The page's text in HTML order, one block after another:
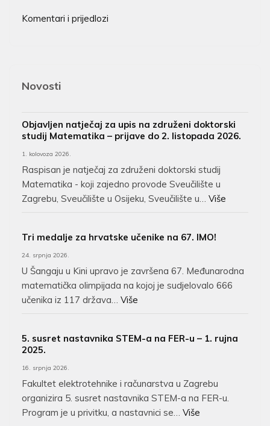
Komentari i prijedlozi
Novosti
Objavljen natječaj za upis na združeni doktorski
studij Matematika – prijave do 2. listopada 2026.
1. kolovoza 2026.
Raspisan je natječaj za združeni doktorski studij
Matematika - koji zajedno provode Sveučilište u
Zagrebu, Sveučilište u Osijeku, Sveučilište u… Više
Tri medalje za hrvatske učenike na 67. IMO!
24. srpnja 2026.
U Šangaju u Kini upravo je završena 67. Međunarodna
matematička olimpijada na kojoj je sudjelovalo 666
učenika iz 117 država… Više
5. susret nastavnika STEM-a na FER-u – 1. rujna
2025.
16. srpnja 2026.
Fakultet elektrotehnike i računarstva u Zagrebu
organizira 5. susret nastavnika STEM-a na FER-u.
Program je u privitku, a nastavnici se… Više